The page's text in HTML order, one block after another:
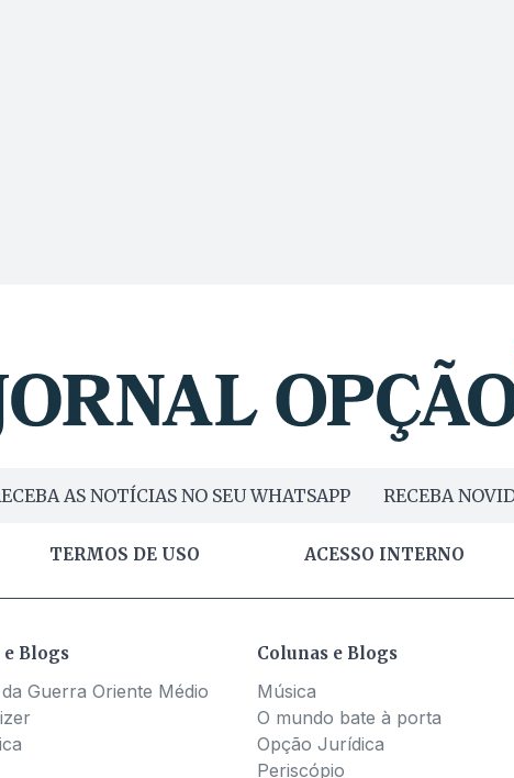
AS NOTÍCIAS NO SEU WHATSAPP RECEBA
TERMOS DE USO ACESSO INTERNO
e Blogs
Guerra Oriente Médio
Colunas e Blogs
Música
O mundo bate à porta
Opção Jurídica
Periscópio